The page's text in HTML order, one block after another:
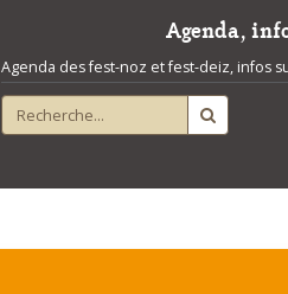
Agenda,
Agenda des fest-noz et fest-deiz, infos